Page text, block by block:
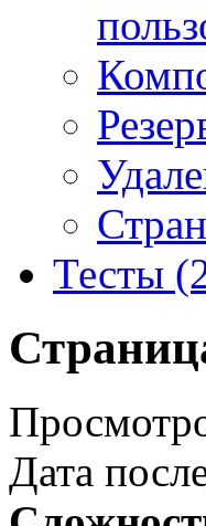
Тесты
Дата